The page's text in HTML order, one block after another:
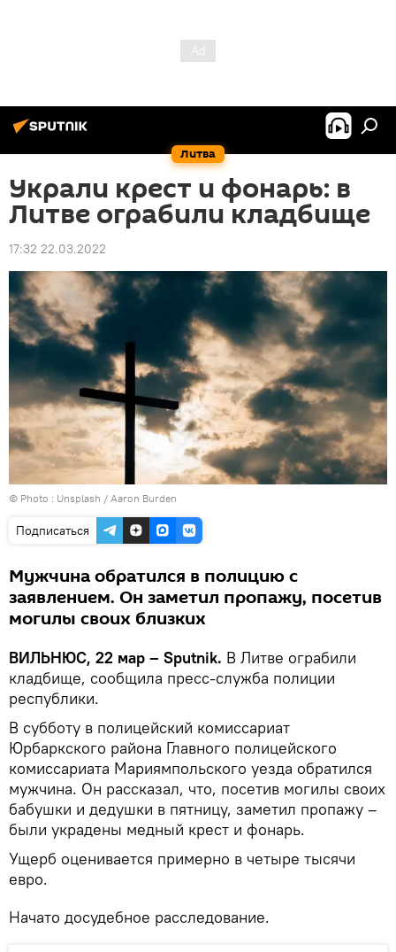
Литва
Украли крест и фонарь: в
Литве ограбили кладбище
17:32 22.03.2022
© Photo : Unsplash / Aaron Burden
Подписаться
Мужчина обратился в полицию с
заявлением. Он заметил пропажу, посетив
могилы своих близких
ВИЛЬНЮС, 22 мар – Sputnik. В Литве ограбили
кладбище, сообщила пресс-служба полиции
республики.
В субботу в полицейский комиссариат
Юрбаркского района Главного полицейского
комиссариата Мариямпольского уезда обратился
мужчина. Он рассказал, что, посетив могилы своих
бабушки и дедушки в пятницу, заметил пропажу –
были украдены медный крест и фонарь.
Ущерб оценивается примерно в четыре тысячи
евро.
Начато досудебное расследование.